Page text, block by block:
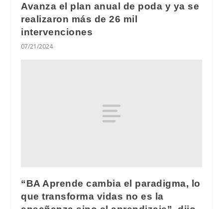
Avanza el plan anual de poda y ya se
realizaron más de 26 mil
intervenciones
07/21/2024
“BA Aprende cambia el paradigma, lo
que transforma vidas no es la